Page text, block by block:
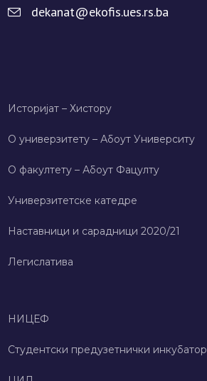
dekanat@ekofis.ues.rs.ba
Историјат – Хисторy
О универзитету – Абоут Университy
О факултету – Абоут Фацултy
Универзитетске катедре
Наставници и сарадници 2020/21
Легислатива
НИЦЕФ
Студентски предузетнички инкубатор